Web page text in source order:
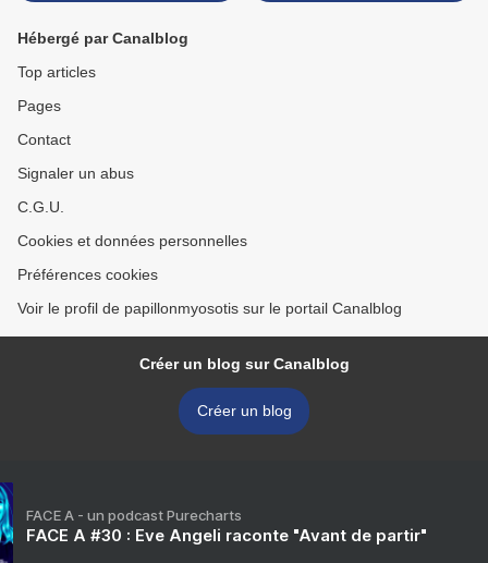
Hébergé par Canalblog
Top articles
Pages
Contact
Signaler un abus
C.G.U.
Cookies et données personnelles
Préférences cookies
Voir le profil de papillonmyosotis sur le portail Canalblog
Créer un blog sur Canalblog
Créer un blog
FACE A - un podcast Purecharts
FACE A #30 : Eve Angeli raconte "Avant de partir"